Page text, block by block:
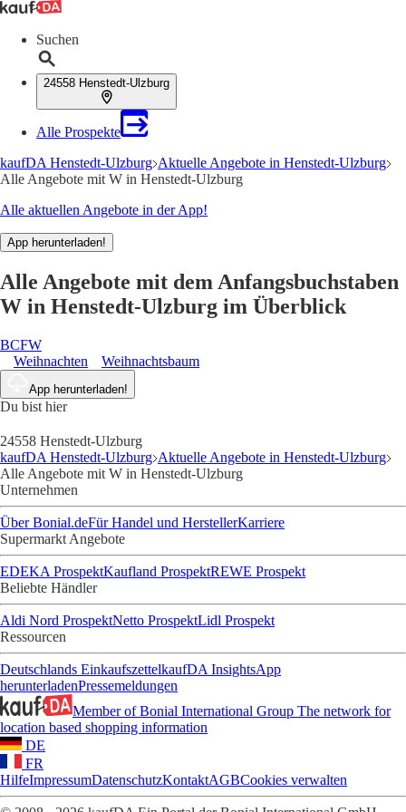
Suchen
24558 Henstedt-Ulzburg
Alle Prospekte
kaufDA Henstedt-Ulzburg Aktuelle Angebote in Henstedt-Ulzburg
Alle Angebote mit W in Henstedt-Ulzburg
Alle aktuellen Angebote in der App!
App herunterladen!
Alle Angebote mit dem Anfangsbuchstaben
W in Henstedt-Ulzburg im Überblick
BCFW
Weihnachten
Weihnachtsbaum
App herunterladen!
Du bist hier
24558 Henstedt-Ulzburg
kaufDA Henstedt-Ulzburg Aktuelle Angebote in Henstedt-Ulzburg
Alle Angebote mit W in Henstedt-Ulzburg
Unternehmen
Über Bonial.deFür Handel und HerstellerKarriere
Supermarkt Angebote
EDEKA ProspektKaufland ProspektREWE Prospekt
Beliebte Händler
Aldi Nord ProspektNetto ProspektLidl Prospekt
Ressourcen
Deutschlands EinkaufszettelkaufDA InsightsApp
herunterladenPressemeldungen
Member of Bonial International Group The network for
location based shopping information
DE
FR
HilfeImpressumDatenschutzKontaktAGBCookies verwalten